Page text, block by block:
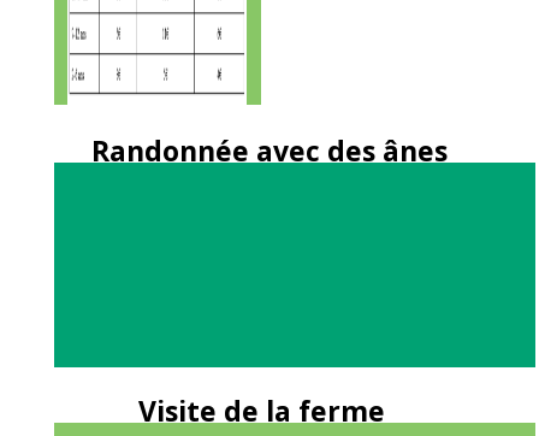
Randonnée avec des ânes
Visite de la ferme